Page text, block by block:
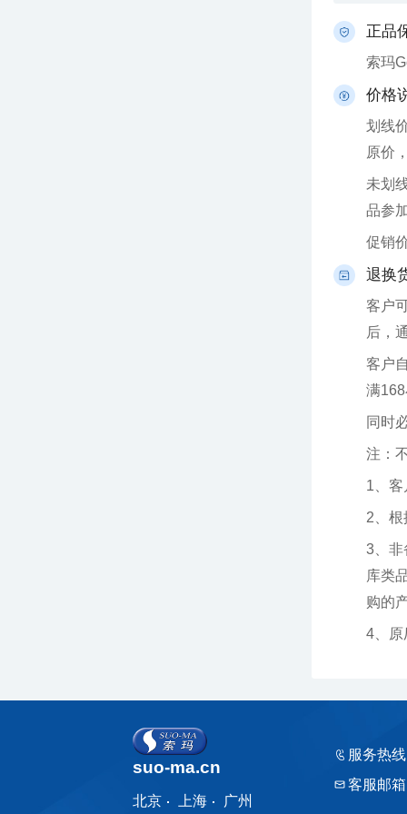
正品
索玛
价格
原价
品参
促销
退换
后，
满
同时
注：
1、
2、
购的
4、原
suo-ma.cn
北京 上海 广州
服务热
客服邮